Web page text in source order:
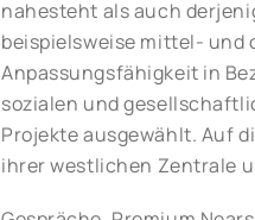
nahesteht als auch
beispielsweise mittel- und
Anpassungsfähigkeit in
sozialen und
Projekte ausgewählt. Auf
ihrer westlichen Zentrale